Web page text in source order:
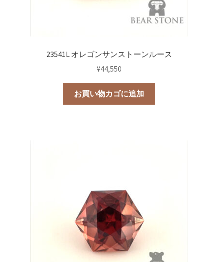
23541L オレゴンサンストーンルース
¥44,550
お買い物カゴに追加